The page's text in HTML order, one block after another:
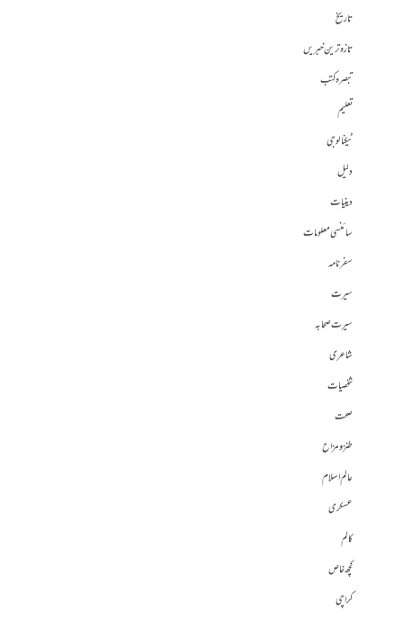
تاریخ
تازہ ترین خبریں
تبصرہ کتب
تعلیم
ٹیکنالوجی
دلیل
دینیات
سائنسی معلومات
سفرنامہ
سیرت
سیرت صحابہ
شاعری
شخصیات
صحت
طنز و مزاح
عالم اسلام
عسکری
کالم
کچھ خاص
کراچی